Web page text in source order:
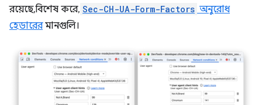
রয়েছে, বিশেষ করে, Sec-CH-UA-Form-Factors অনুরোধ
হেডারেরমানগুলি।